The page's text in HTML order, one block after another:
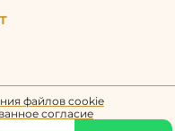
файлов cookie
согласие